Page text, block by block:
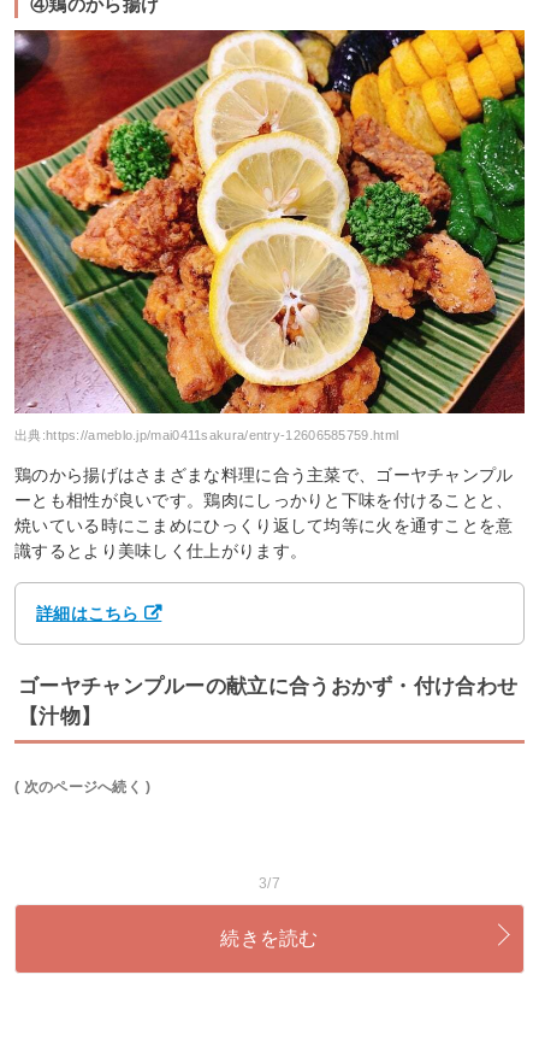
④鶏のから揚げ
出典: https://ameblo.jp/mai0411sakura/entry-12606585759.html
鶏のから揚げはさまざまな料理に合う主菜で、ゴーヤチャンプル
ーとも相性が良いです。鶏肉にしっかりと下味を付けることと、
焼いている時にこまめにひっくり返して均等に火を通すことを意
識するとより美味しく仕上がります。
詳細はこちら
ゴーヤチャンプルーの献立に合うおかず・付け合わせ
【汁物】
( 次のページへ続く )
3/7
続きを読む